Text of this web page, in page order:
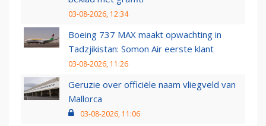
03-08-2026, 12:34
Boeing 737 MAX maakt opwachting in
Tadzjikistan: Somon Air eerste klant
03-08-2026, 11:26
Geruzie over officiële naam vliegveld van
Mallorca
03-08-2026, 11:06